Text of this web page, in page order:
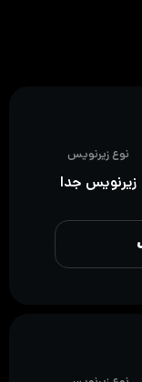
نوع زیرنویس
زیرنویس جدا